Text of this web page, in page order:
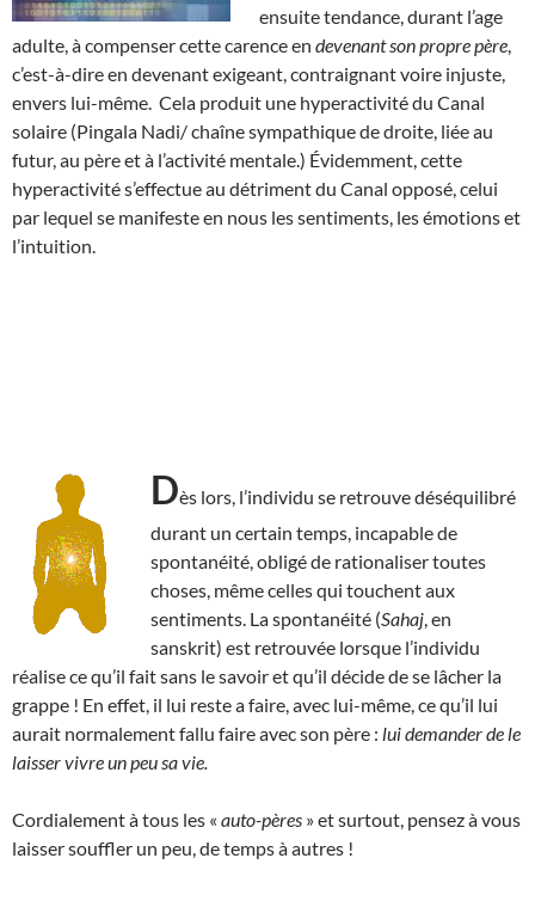
ensuite tendance, durant l’age
adulte, à compenser cette carence en devenant son propre père
c’est-à-dire en devenant exigeant, contraignant voire injuste,
envers lui-même. Cela produit une hyperactivité du Canal
solaire (Pingala Nadi/ chaîne sympathique de droite, liée au
futur, au père et à l’activité mentale.) Évidemment, cette
hyperactivité s’effectue au détriment du Canal opposé, celui
par lequel se manifeste en nous les sentiments, les émotions et
l’intuition.
Dès lors, l’individu se retrouve déséquilibré
durant un certain temps, incapable de
spontanéité, obligé de rationaliser toutes
choses, même celles qui touchent aux
sentiments. La spontanéité (Sahaj , en
sanskrit) est retrouvée lorsque l’individu
réalise ce qu’il fait sans le savoir et qu’il décide de se lâcher la
grappe ! En effet, il lui reste a faire, avec lui-même, ce qu’il lui
aurait normalement fallu faire avec son père : lui demander de le
laisser vivre un peu sa vie.
Cordialement à tous les « auto-pères » et surtout, pensez à vous
laisser souffler un peu, de temps à autres !